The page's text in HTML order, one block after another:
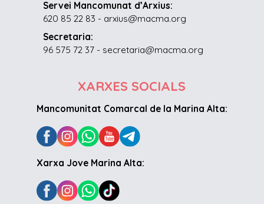
Servei Mancomunat d’Arxius:
620 85 22 83 - arxius@macma.org
Secretaria:
96 575 72 37 - secretaria@macma.org
XARXES SOCIALS
Mancomunitat Comarcal de la Marina Alta:
Xarxa Jove Marina Alta: